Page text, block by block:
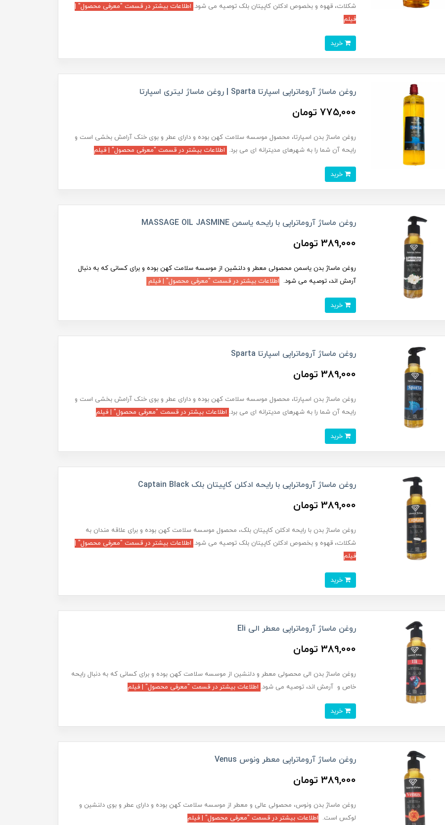
شکلات، قهوه و بخصوص ادکلن کاپیتان بلک توصیه می شود. اطلاعات بیشتر در قسمت "معرفی محصول" |
فیلم
خرید
روغن ماساژ آروماتراپی اسپارتا Sparta | روغن ماساژ لیتری اسپارتا
775,000 تومان
روغن ماساژ بدن اسپارتا، محصول موسسه سلامت کهن بوده و دارای عطر و بوی خنک آرامش بخشی است و
رایحه آن شما را به شهرهای مدیترانه ای می برد. اطلاعات بیشتر در قسمت "معرفی محصول" | فیلم
خرید
روغن ماساژ آروماتراپی با رایحه یاسمن MASSAGE OIL JASMINE
389,000 تومان
روغن ماساژ بدن یاسمن محصولی معطر و دلنشین از موسسه سلامت کهن بوده و برای کسانی که به دنبال
آرمش اند، توصیه می شود. اطلاعات بیشتر در قسمت "معرفی محصول" | فیلم
خرید
روغن ماساژ آروماتراپی اسپارتا Sparta
389,000 تومان
روغن ماساژ بدن اسپارتا، محصول موسسه سلامت کهن بوده و دارای عطر و بوی خنک آرامش بخشی است و
رایحه آن شما را به شهرهای مدیترانه ای می برد. اطلاعات بیشتر در قسمت "معرفی محصول" | فیلم
خرید
روغن ماساژ آروماتراپی با رایحه ادکلن کاپیتان بلک Captain Black
389,000 تومان
روغن ماساژ بدن با رایحه ادکلن کاپیتان بلک، محصول موسسه سلامت کهن بوده و برای علاقه مندان به
شکلات، قهوه و بخصوص ادکلن کاپیتان بلک توصیه می شود. اطلاعات بیشتر در قسمت "معرفی محصول" |
فیلم
خرید
روغن ماساژ آروماتراپی معطر الی Eli
389,000 تومان
روغن ماساژ بدن الی محصولی معطر و دلنشین از موسسه سلامت کهن بوده و برای کسانی که به دنبال رایحه
خاص و آرمش اند، توصیه می شود. اطلاعات بیشتر در قسمت "معرفی محصول" | فیلم
خرید
روغن ماساژ آروماتراپی معطر ونوس Venus
389,000 تومان
روغن ماساژ بدن ونوس، محصولی عالی و معطر از موسسه سلامت کهن بوده و دارای عطر و بوی دلنشین و
لوکس است. اطلاعات بیشتر در قسمت "معرفی محصول" | فیلم